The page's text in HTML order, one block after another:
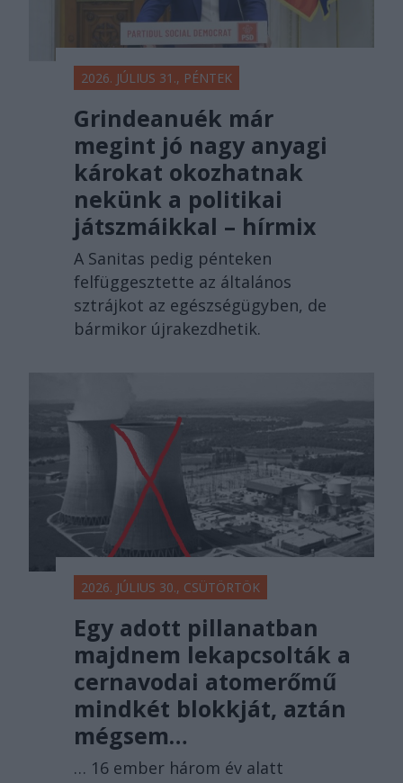
2026. JÚLIUS 31., PÉNTEK
Grindeanuék már
megint jó nagy anyagi
károkat okozhatnak
nekünk a politikai
játszmáikkal – hírmix
A Sanitas pedig pénteken
felfüggesztette az általános
sztrájkot az egészségügyben, de
bármikor újrakezdhetik.
2026. JÚLIUS 30., CSÜTÖRTÖK
Egy adott pillanatban
majdnem lekapcsolták a
cernavodai atomerőmű
mindkét blokkját, aztán
mégsem…
… 16 ember három év alatt